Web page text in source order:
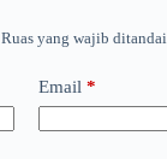
Ruas yang wajib ditandai
Email *